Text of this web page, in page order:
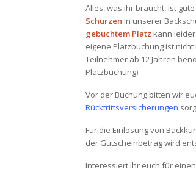
Alles, was ihr braucht, ist
Schürzen in unserer
gebuchtem Platz kann
eigene Platzbuchung ist
Teilnehmer ab 12 Jahren
Platzbuchung).
Vor der Buchung bitten wir
Rücktrittsversicherungen
Für die Einlösung von
der Gutscheinbetrag wird
Interessiert ihr euch für